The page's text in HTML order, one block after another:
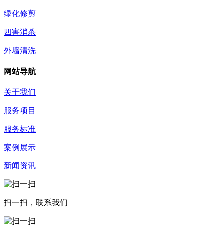
绿化修剪
四害消杀
外墙清洗
网站导航
关于我们
服务项目
服务标准
案例展示
新闻资讯
扫一扫，联系我们